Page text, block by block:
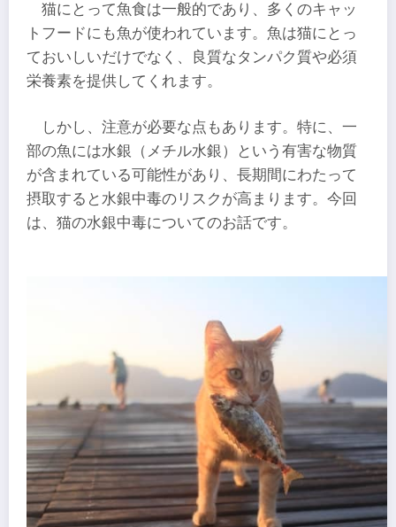
猫にとって魚食は一般的であり、多くのキャッ
トフードにも魚が使われています。魚は猫にとっ
ておいしいだけでなく、良質なタンパク質や必須
栄養素を提供してくれます。
しかし、注意が必要な点もあります。特に、一
部の魚には水銀（メチル水銀）という有害な物質
が含まれている可能性があり、長期間にわたって
摂取すると水銀中毒のリスクが高まります。今回
は、猫の水銀中毒についてのお話です。